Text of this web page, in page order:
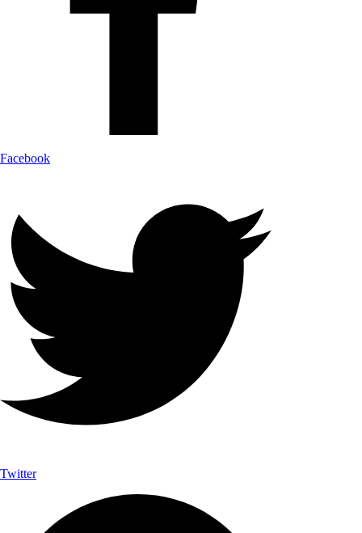
Facebook
Twitter